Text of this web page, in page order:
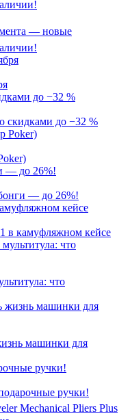
— новые
до −32 %
— до 26%!
в камуфляжном кейсе
что
машинки для
ручки!